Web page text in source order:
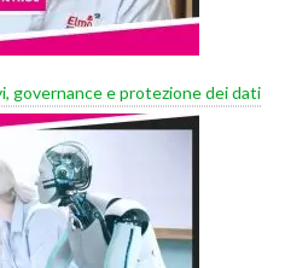
governance e protezione dei dati